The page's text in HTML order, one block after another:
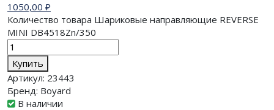
1050,00 ₽
Количество товара Шариковые направляющие REVERSE
MINI DB4518Zn/350
Купить
Артикул: 23443
Бренд: Boyard
В наличии